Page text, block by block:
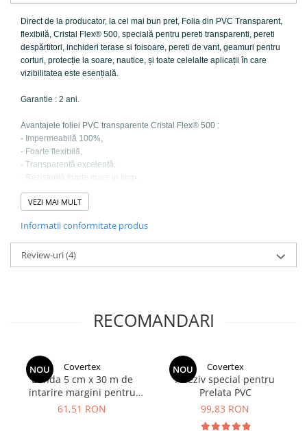
Direct de la producator, la cel mai bun pret, Folia din PVC Transparent,
flexibilă, Cristal Flex® 500, specială pentru pereti transparenti, pereti
despărtitori, inchideri terase si foisoare, pereti de vant, geamuri pentru
corturi, protecție la soare, nautice, și toate celelalte aplicații în care
vizibilitatea este esențială.
Garantie : 2 ani.
Avantajele foliei PVC transparente Cristal Flex® 500 :
- Impermeabilă 100%,
- Foarte flexibilă,
- Transparentă excelentă,
- Rezistentă foarte mare in timp,
- Tratată anti UV, nu imbătraneste in timp,
- Preturi de producător,
VEZI MAI MULT
Informatii conformitate produs
Review-uri(4)
RECOMANDARI
NOU Covertex
Banda 5 cm x 30 m de
intarire margini pentru
Folie PVC transparenta -
61,51 RON
NOU Covertex
Adeziv special pentru
Prelata PVC
99,83 RON